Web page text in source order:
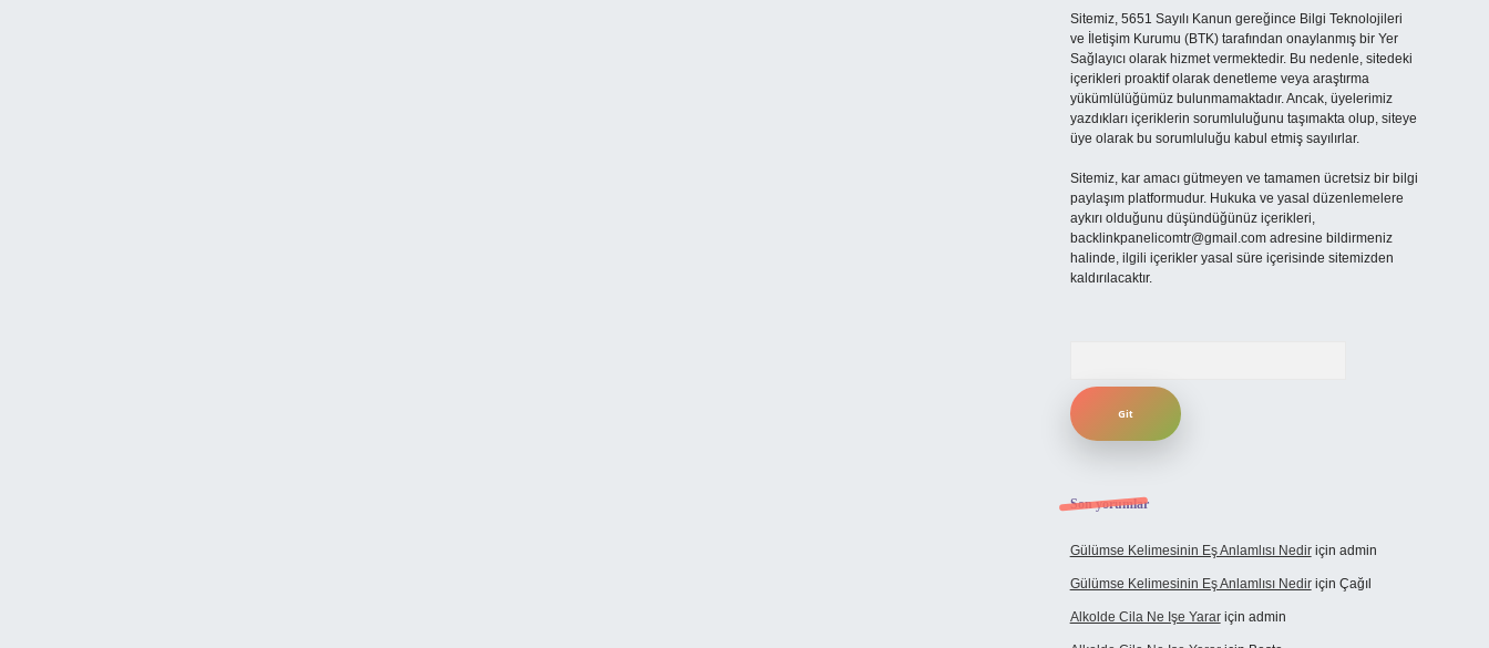
Sitemiz, 5651 Sayılı Kanun gereğince Bilgi Teknolojileri
ve İletişim Kurumu (BTK) tarafından onaylanmış bir Yer
Sağlayıcı olarak hizmet vermektedir. Bu nedenle, sitedeki
içerikleri proaktif olarak denetleme veya araştırma
yükümlülüğümüz bulunmamaktadır. Ancak, üyelerimiz
yazdıkları içeriklerin sorumluluğunu taşımakta olup, siteye
üye olarak bu sorumluluğu kabul etmiş sayılırlar.
Sitemiz, kar amacı gütmeyen ve tamamen ücretsiz bir bilgi
paylaşım platformudur. Hukuka ve yasal düzenlemelere
aykırı olduğunu düşündüğünüz içerikleri,
backlinkpanelicomtr@gmail.comadresine bildirmeniz
halinde, ilgili içerikler yasal süre içerisinde sitemizden
kaldırılacaktır.
Son yorumlar
Gülümse Kelimesinin Eş Anlamlısı Nediriçin admin
Gülümse Kelimesinin Eş Anlamlısı Nediriçin Çağıl
Alkolde Cila Ne Işe Yarariçin admin